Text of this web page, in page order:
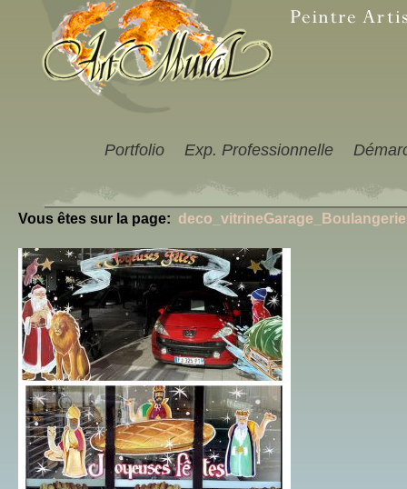
Portfolio Exp. Professionnelle
Vous êtes sur la page: deco_vitrineGarage_Boulangerie